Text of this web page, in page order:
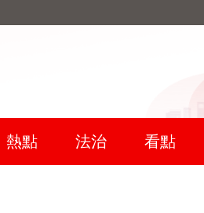
熱點 法治 看點